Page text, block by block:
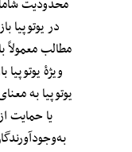
محدودیت
در یوتوپیا
مطالب
ویژهٔ
یوتوپیا به
یا حمایت